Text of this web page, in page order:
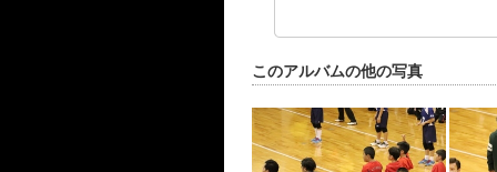
このアルバムの他の写真